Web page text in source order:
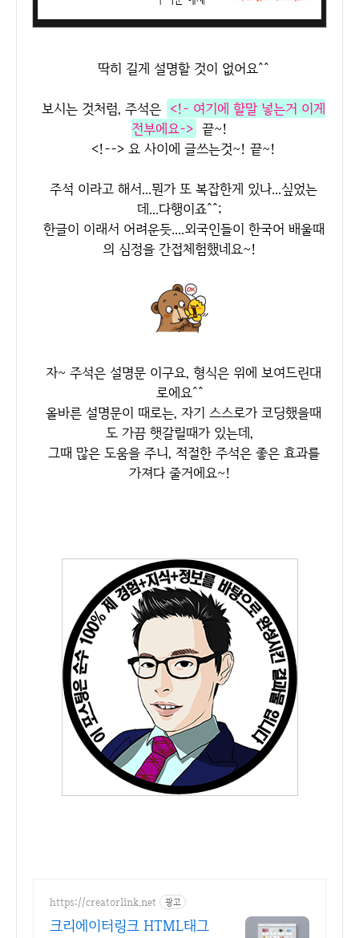
딱히 길게 설명할 것이 없어요^^
보시는 것처럼, 주석은 <!- 여기에 할말 넣는거 이게
전부에요-> 끝~!
<!--> 요 사이에 글쓰는것~! 끝~!
주석 이라고 해서...뭔가 또 복잡한게 있나...싶었는
데...다행이죠^^;
한글이 이래서 어려운듯....외국인들이 한국어 배울때
의 심정을 간접체험했네요~!
자~ 주석은 설명문 이구요, 형식은 위에 보여드린대
로에요^^
올바른 설명문이 때로는, 자기 스스로가 코딩했을때
도 가끔 햇갈릴때가 있는데,
그때 많은 도움을 주니, 적절한 주석은 좋은 효과를
가져다 줄거에요~!
https://creatorlink.net 광고
크리에이터링크 HTML태그